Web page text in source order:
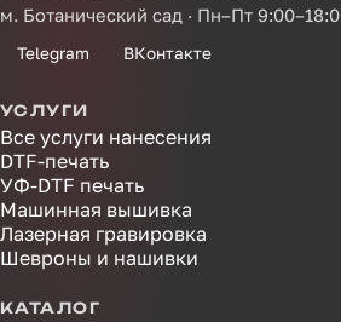
м. Ботанический сад · Пн–Пт
Telegram ВКонтакте
УСЛУГИ
Все услуги нанесения
DTF-печать
УФ-DTF печать
Машинная вышивка
Лазерная гравировка
Шевроны и нашивки
КАТАЛОГ